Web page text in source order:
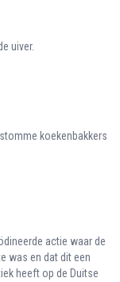
uiver.
koekenbakkers
actie waar de
was en dat dit een
heeft op de Duitse